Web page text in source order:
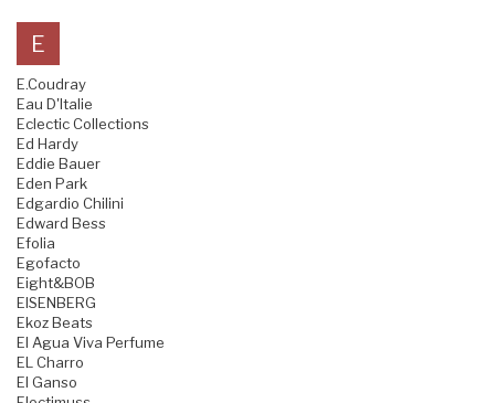
E
E.Coudray
Eau D'Italie
Eclectic Collections
Ed Hardy
Eddie Bauer
Eden Park
Edgardio Chilini
Edward Bess
Efolia
Egofacto
Eight&BOB
EISENBERG
Ekoz Beats
El Agua Viva Perfume
EL Charro
El Ganso